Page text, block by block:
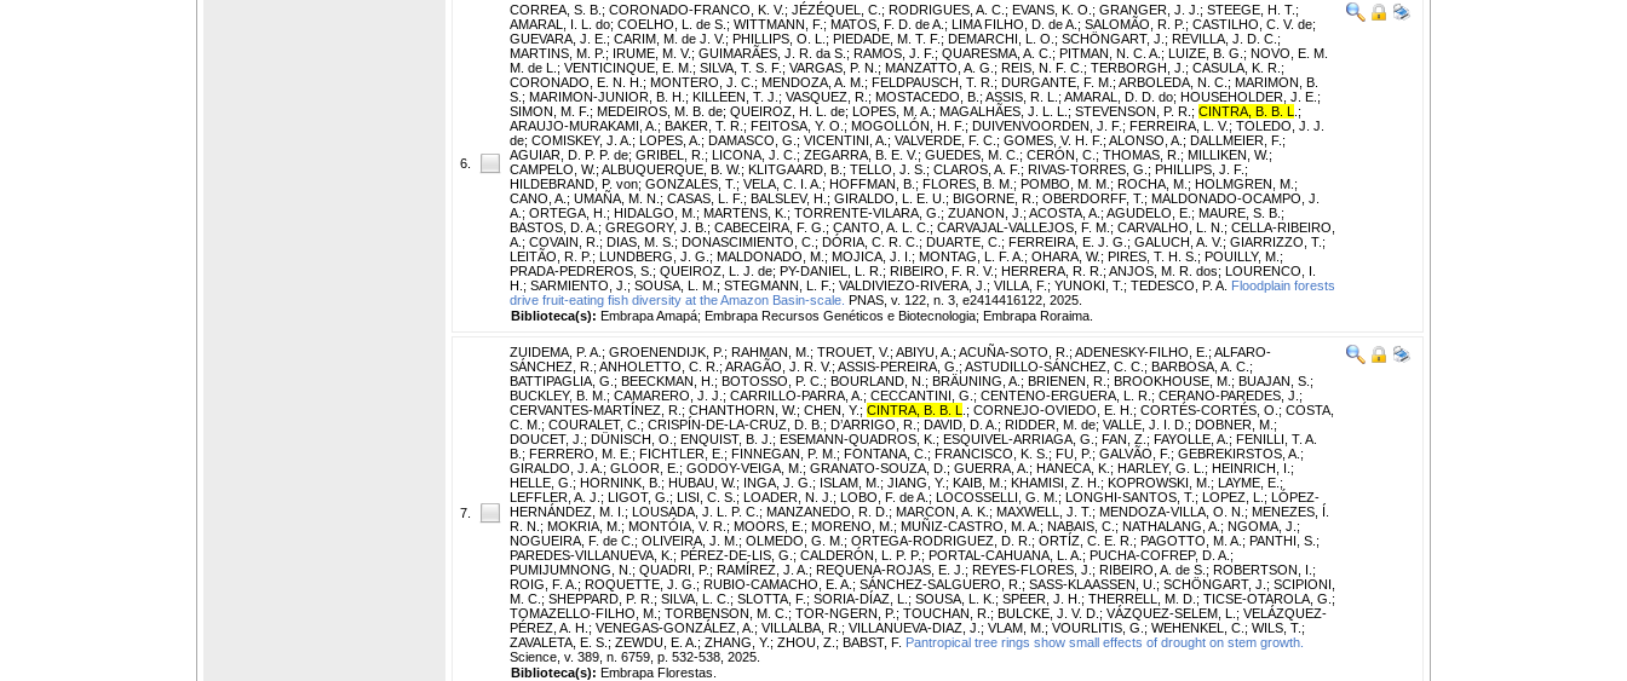
6.
CORREA, S. B. ; CORONADO-FRANCO, K. V.; JÉZÉQUEL, C. ; RODRIGUES, A. C. ; EVANS, K. O. ; GRANGER, J. J. ; STEEGE, H. T. ;
AMARAL, I. L. do; COELHO, L. de S. ; WITTMANN, F. ; MATOS, F. D. de A. ; LIMA FILHO, D. de A. ; SALOMÃO, R. P. ; CASTILHO, C. V. de;
GUEVARA, J. E. ; CARIM, M. de J. V.; PHILLIPS, O. L. ; PIEDADE, M. T. F. ; DEMARCHI, L. O. ; SCHÖNGART, J. ; REVILLA, J. D. C. ;
MARTINS, M. P. ; IRUME, M. V.; GUIMARÃES, J. R. da S. ; RAMOS, J. F. ; QUARESMA, A. C. ; PITMAN, N. C. A. ; LUIZE, B. G. ; NOVO, E. M.
M. de L. ; VENTICINQUE, E. M. ; SILVA, T. S. F. ; VARGAS, P. N. ; MANZATTO, A. G. ; REIS, N. F. C. ; TERBORGH, J. ; CASULA, K. R. ;
CORONADO, E. N. H. ; MONTERO, J. C. ; MENDOZA, A. M. ; FELDPAUSCH, T. R. ; DURGANTE, F. M. ; ARBOLEDA, N. C. ; MARIMON, B.
S. ; MARIMON-JUNIOR, B. H. ; KILLEEN, T. J. ; VASQUEZ, R. ; MOSTACEDO, B. ; ASSIS, R. L. ; AMARAL, D. D. do; HOUSEHOLDER, J. E. ;
SIMON, M. F. ; MEDEIROS, M. B. de; QUEIROZ, H. L. de; LOPES, M. A. ; MAGALHÃES, J. L. L. ; STEVENSON, P. R. ; CINTRA, B. B. L
;
ARAUJO-MURAKAMI, A. ; BAKER, T. R. ; FEITOSA, Y. O. ; MOGOLLÓN, H. F. ; DUIVENVOORDEN, J. F. ; FERREIRA, L. V.; TOLEDO, J. J.
de; COMISKEY, J. A. ; LOPES, A. ; DAMASCO, G. ; VICENTINI, A. ; VALVERDE, F. C. ; GOMES, V. H. F. ; ALONSO, A. ; DALLMEIER, F. ;
AGUIAR, D. P. P. de; GRIBEL, R. ; LICONA, J. C. ; ZEGARRA, B. E. V.; GUEDES, M. C. ; CERÓN, C. ; THOMAS, R. ; MILLIKEN, W.;
CAMPELO, W.; ALBUQUERQUE, B. W.; KLITGAARD, B. ; TELLO, J. S. ; CLAROS, A. F. ; RIVAS-TORRES, G. ; PHILLIPS, J. F. ;
HILDEBRAND, P. von; GONZALES, T. ; VELA, C. I. A. ; HOFFMAN, B. ; FLORES, B. M. ; POMBO, M. M. ; ROCHA, M. ; HOLMGREN, M. ;
CANO, A. ; UMAÑA, M. N. ; CASAS, L. F. ; BALSLEV, H. ; GIRALDO, L. E. U. ; BIGORNE, R. ; OBERDORFF, T. ; MALDONADO-OCAMPO, J.
A. ; ORTEGA, H. ; HIDALGO, M. ; MARTENS, K. ; TORRENTE-VILARA, G. ; ZUANON, J. ; ACOSTA, A. ; AGUDELO, E. ; MAURE, S. B. ;
BASTOS, D. A. ; GREGORY, J. B. ; CABECEIRA, F. G. ; CANTO, A. L. C. ; CARVAJAL-VALLEJOS, F. M. ; CARVALHO, L. N. ; CELLA-RIBEIRO,
A. ; COVAIN, R. ; DIAS, M. S. ; DONASCIMIENTO, C. ; DÓRIA, C. R. C. ; DUARTE, C. ; FERREIRA, E. J. G. ; GALUCH, A. V.; GIARRIZZO, T. ;
LEITÃO, R. P. ; LUNDBERG, J. G. ; MALDONADO, M. ; MOJICA, J. I. ; MONTAG, L. F. A. ; OHARA, W.; PIRES, T. H. S. ; POUILLY, M. ;
PRADA-PEDREROS, S. ; QUEIROZ, L. J. de; PY-DANIEL, L. R. ; RIBEIRO, F. R. V.; HERRERA, R. R. ; ANJOS, M. R. dos; LOURENCO, I.
H. ; SARMIENTO, J. ; SOUSA, L. M. ; STEGMANN, L. F. ; VALDIVIEZO-RIVERA, J. ; VILLA, F. ; YUNOKI, T. ; TEDESCO, P. A. Floodplain forests
drive fruit-eating fish diversity at the Amazon Basin-scale. PNAS, v. 122, n. 3, e2414416122, 2025.
Biblioteca(s): Embrapa Amapá; Embrapa Recursos Genéticos e Biotecnologia; Embrapa Roraima.
7.
ZUIDEMA, P. A. ; GROENENDIJK, P. ; RAHMAN, M. ; TROUET, V.; ABIYU, A. ; ACUÑA-SOTO, R. ; ADENESKY-FILHO, E. ; ALFARO-
SÁNCHEZ, R. ; ANHOLETTO, C. R. ; ARAGÃO, J. R. V.; ASSIS-PEREIRA, G. ; ASTUDILLO-SÁNCHEZ, C. C. ; BARBOSA, A. C. ;
BATTIPAGLIA, G. ; BEECKMAN, H. ; BOTOSSO, P. C. ; BOURLAND, N. ; BRÄUNING, A. ; BRIENEN, R. ; BROOKHOUSE, M. ; BUAJAN, S. ;
BUCKLEY, B. M. ; CAMARERO, J. J. ; CARRILLO-PARRA, A. ; CECCANTINI, G. ; CENTENO-ERGUERA, L. R. ; CERANO-PAREDES, J. ;
CERVANTES-MARTÍNEZ, R. ; CHANTHORN, W.; CHEN, Y. ; CINTRA, B. B. L ; CORNEJO-OVIEDO, E. H. ; CORTÉS-CORTÉS, O. ; COSTA,
C. M. ; COURALET, C. ; CRISPÍN-DE-LA-CRUZ, D. B. ; D’ARRIGO, R. ; DAVID, D. A. ; RIDDER, M. de; VALLE, J. I. D. ; DOBNER, M. ;
DOUCET, J. ; DÜNISCH, O. ; ENQUIST, B. J. ; ESEMANN-QUADROS, K. ; ESQUIVEL-ARRIAGA, G. ; FAN, Z. ; FAYOLLE, A. ; FENILLI, T. A.
B. ; FERRERO, M. E. ; FICHTLER, E. ; FINNEGAN, P. M. ; FONTANA, C. ; FRANCISCO, K. S. ; FU, P. ; GALVÃO, F. ; GEBREKIRSTOS, A. ;
GIRALDO, J. A. ; GLOOR, E. ; GODOY-VEIGA, M. ; GRANATO-SOUZA, D. ; GUERRA, A. ; HANECA, K. ; HARLEY, G. L. ; HEINRICH, I. ;
HELLE, G. ; HORNINK, B. ; HUBAU, W.; INGA, J. G. ; ISLAM, M. ; JIANG, Y. ; KAIB, M. ; KHAMISI, Z. H. ; KOPROWSKI, M. ; LAYME, E. ;
LEFFLER, A. J. ; LIGOT, G. ; LISI, C. S. ; LOADER, N. J. ; LOBO, F. de A. ; LOCOSSELLI, G. M. ; LONGHI-SANTOS, T. ; LOPEZ, L. ; LÓPEZ-
HERNÁNDEZ, M. I. ; LOUSADA, J. L. P. C. ; MANZANEDO, R. D. ; MARCON, A. K. ; MAXWELL, J. T. ; MENDOZA-VILLA, O. N. ; MENEZES, Í.
R. N. ; MOKRIA, M. ; MONTÓIA, V. R. ; MOORS, E. ; MORENO, M. ; MUÑIZ-CASTRO, M. A. ; NABAIS, C. ; NATHALANG, A. ; NGOMA, J. ;
NOGUEIRA, F. de C. ; OLIVEIRA, J. M. ; OLMEDO, G. M. ; ORTEGA-RODRIGUEZ, D. R. ; ORTÍZ, C. E. R. ; PAGOTTO, M. A. ; PANTHI, S. ;
PAREDES-VILLANUEVA, K. ; PÉREZ-DE-LIS, G. ; CALDERÓN, L. P. P. ; PORTAL-CAHUANA, L. A. ; PUCHA-COFREP, D. A. ;
PUMIJUMNONG, N. ; QUADRI, P. ; RAMÍREZ, J. A. ; REQUENA-ROJAS, E. J. ; REYES-FLORES, J. ; RIBEIRO, A. de S. ; ROBERTSON, I. ;
ROIG, F. A. ; ROQUETTE, J. G. ; RUBIO-CAMACHO, E. A. ; SÁNCHEZ-SALGUERO, R. ; SASS-KLAASSEN, U. ; SCHÖNGART, J. ; SCIPIONI,
M. C. ; SHEPPARD, P. R. ; SILVA, L. C. ; SLOTTA, F. ; SORIA-DÍAZ, L. ; SOUSA, L. K. ; SPEER, J. H. ; THERRELL, M. D. ; TICSE-OTAROLA, G. ;
TOMAZELLO-FILHO, M. ; TORBENSON, M. C. ; TOR-NGERN, P. ; TOUCHAN, R. ; BULCKE, J. V. D. ; VÁZQUEZ-SELEM, L. ; VELÁZQUEZ-
PÉREZ, A. H. ; VENEGAS-GONZÁLEZ, A. ; VILLALBA, R. ; VILLANUEVA-DIAZ, J. ; VLAM, M. ; VOURLITIS, G. ; WEHENKEL, C. ; WILS, T. ;
ZAVALETA, E. S. ; ZEWDU, E. A. ; ZHANG, Y. ; ZHOU, Z. ; BABST, F. Pantropical tree rings show small effects of drought on stem growth.
Science, v. 389, n. 6759, p. 532-538, 2025.
Biblioteca(s): Embrapa Florestas.